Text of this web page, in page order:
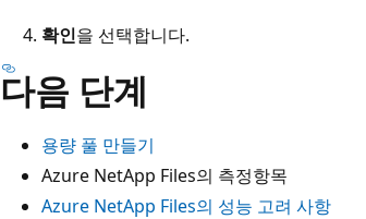
확인을 선택합니다.
다음 단계
용량 풀 만들기
Azure NetApp Files의 측정항목
Azure NetApp Files의 성능 고려 사항